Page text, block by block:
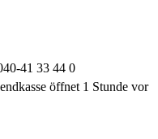
41 33 44 0
öffnet 1 Stunde vor